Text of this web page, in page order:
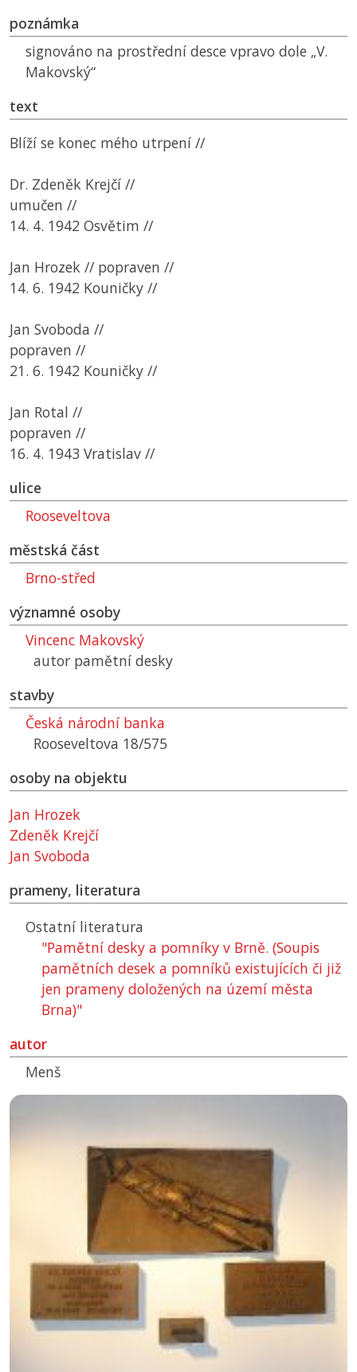
poznámka
signováno na prostřední desce vpravo dole „V.
Makovský“
text
Blíží se konec mého utrpení //
Dr. Zdeněk Krejčí //
umučen //
14. 4. 1942 Osvětim //
Jan Hrozek // popraven //
14. 6. 1942 Kouničky //
Jan Svoboda //
popraven //
21. 6. 1942 Kouničky //
Jan Rotal //
popraven //
16. 4. 1943 Vratislav //
ulice
Rooseveltova
městská část
Brno-střed
významné osoby
Vincenc Makovský
autor pamětní desky
stavby
Česká národní banka
Rooseveltova 18/575
osoby na objektu
Jan Hrozek
Zdeněk Krejčí
Jan Svoboda
prameny, literatura
Ostatní literatura
"Pamětní desky a pomníky v Brně. (Soupis
pamětních desek a pomníků existujících či již
jen prameny doložených na území města
Brna)"
autor
Menš